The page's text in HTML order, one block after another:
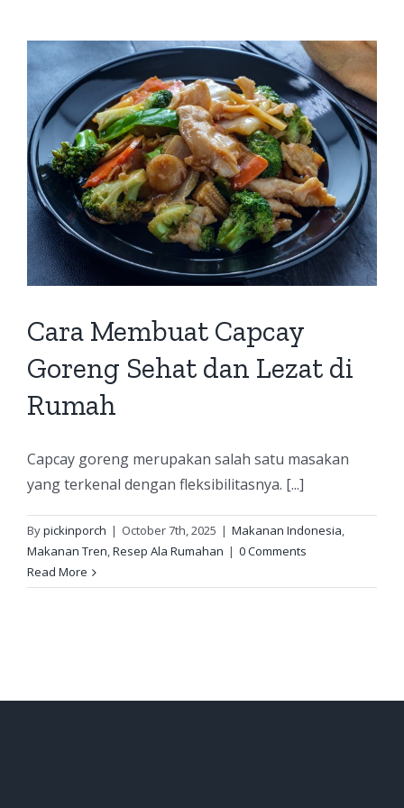
Cara Membuat Capcay
Goreng Sehat dan Lezat di
Rumah
Capcay goreng merupakan salah satu masakan
yang terkenal dengan fleksibilitasnya. [...]
Bypickinporch | October 7th, 2025 | Makanan Indonesia,
Makanan Tren,Resep Ala Rumahan | 0 Comments
Read More